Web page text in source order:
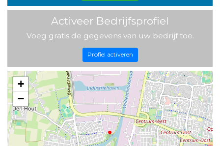
Activeer Bedrijfsprofiel
Voeg gratis de gegevens van uw bedrijf toe.
Profiel activeren
+
−